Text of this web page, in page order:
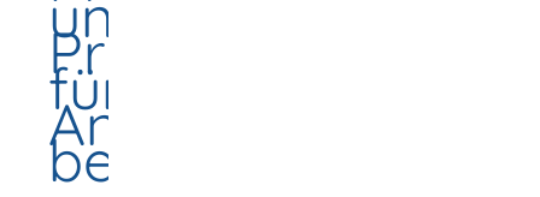
und
Prüfingenieur
für Bautechnik -
Anerkennung
beantragen